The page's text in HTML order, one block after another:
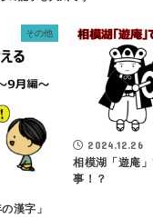
その他
漢字」
2024.12.26
相模湖「遊庵
事！？